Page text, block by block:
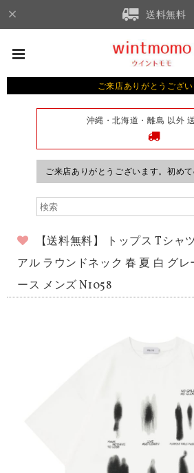
送料無料
ご来店ありがとうござ
沖縄・北海道・離島 以外
ご来店ありがとうございます。初めて
【送料無料】 トップス Tシャ
アル ラウンドネック 春 夏 白 グ
ース メンズ N1058